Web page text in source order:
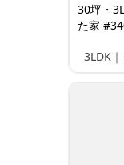
30坪・
た家
3LDK